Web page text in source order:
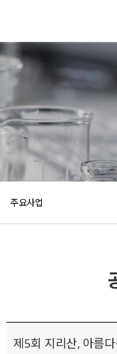
주요사업
제5회 지리산, 아름